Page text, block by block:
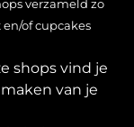
verzameld zo
of cupcakes
shops vind je
van je